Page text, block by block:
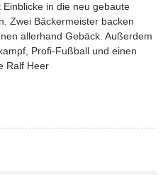
in die neu gebaute
Zwei Bäckermeister backen
allerhand Gebäck. Außerdem
Profi-Fußball und einen
Ralf Heer